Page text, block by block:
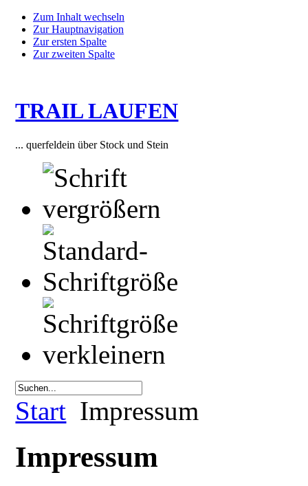
Zum Inhalt wechseln
Zur Hauptnavigation
Zur ersten Spalte
Zur zweiten Spalte
TRAIL LAUFEN
... querfeldein über Stock und Stein
Start Impressum
Impressum